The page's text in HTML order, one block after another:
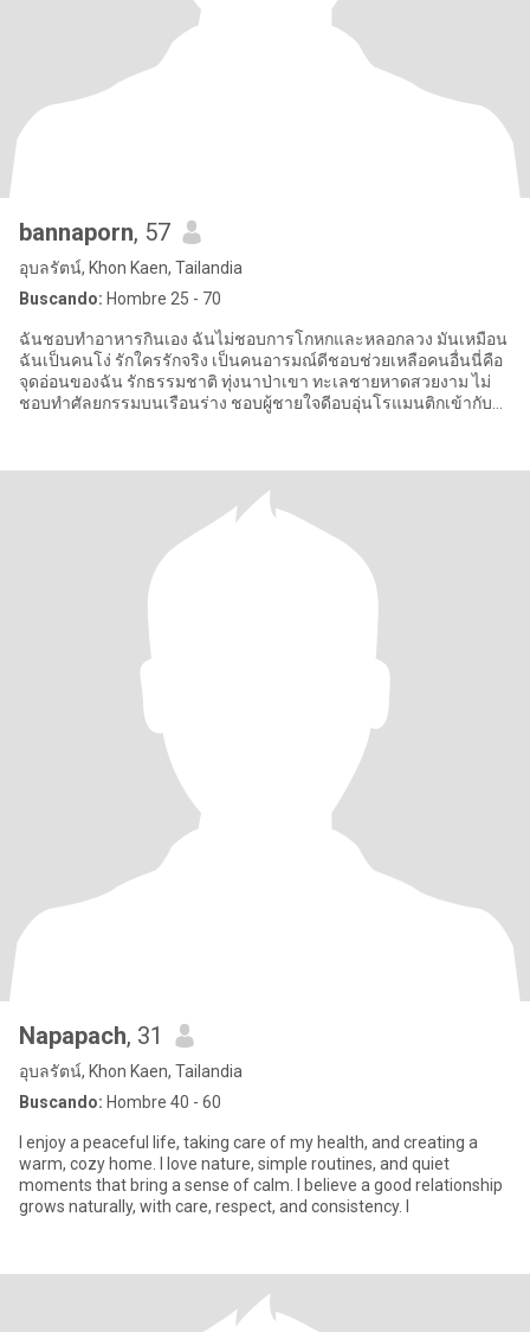
bannaporn, 57
อุบลรัตน์, Khon Kaen, Tailandia
Buscando: Hombre 25 - 70
ฉันชอบทำอาหารกินเอง ฉันไม่ชอบการโกหกและหลอกลวง มันเหมือน
ฉันเป็นคนโง่ รักใครรักจริง เป็นคนอารมณ์ดีชอบช่วยเหลือคนอื่นนี่คือ
จุดอ่อนของฉัน รักธรรมชาติ ทุ่งนาป่าเขา ทะเลชายหาดสวยงาม ไม่
ชอบทำศัลยกรรมบนเรือนร่าง ชอบผู้ชายใจดีอบอุ่นโรแมนติกเข้ากับ
Napapach, 31
อุบลรัตน์, Khon Kaen, Tailandia
Buscando: Hombre 40 - 60
I enjoy a peaceful life, taking care of my health, and creating a
warm, cozy home. I love nature, simple routines, and quiet
moments that bring a sense of calm. I believe a good relationship
grows naturally, with care, respect, and consistency. I